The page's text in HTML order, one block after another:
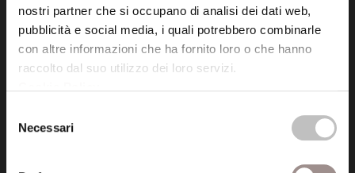
nostri partner che si occupano di analisi dei dati web,
pubblicità e social media, i quali potrebbero combinarle
con altre informazioni che ha fornito loro o che hanno
raccolto dal suo utilizzo dei loro servizi.
delNecessari
Posta certificata (PEC)
fondazionecollegiosancarlo@legalmail.it